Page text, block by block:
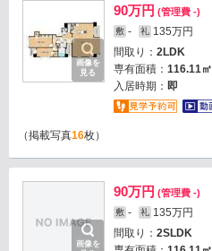
画像を
見る
90万円 (管理費 -)
敷 - 礼 135万円
間取り： 2LDK
専有面積： 116.11㎡
入居時期： 即
（掲載写真16枚）
画像を
90万円 (管理費 -)
敷 - 礼 135万円
間取り： 2SLDK